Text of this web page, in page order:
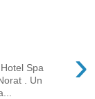
›
Spa
. Un